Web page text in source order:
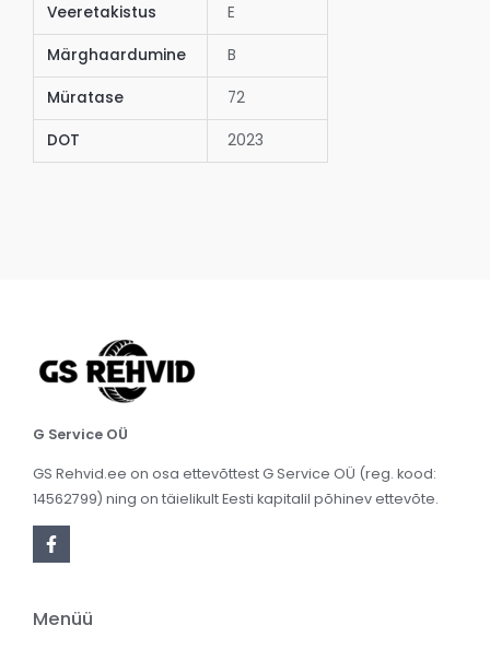
Veeretakistus E
Märghaardumine B
Müratase 72
DOT 2023
G Service OÜ
GS Rehvid.ee on osa ettevõttest G Service OÜ (reg. kood:
14562799) ning on täielikult Eesti kapitalil põhinev ettevõte.
Menüü